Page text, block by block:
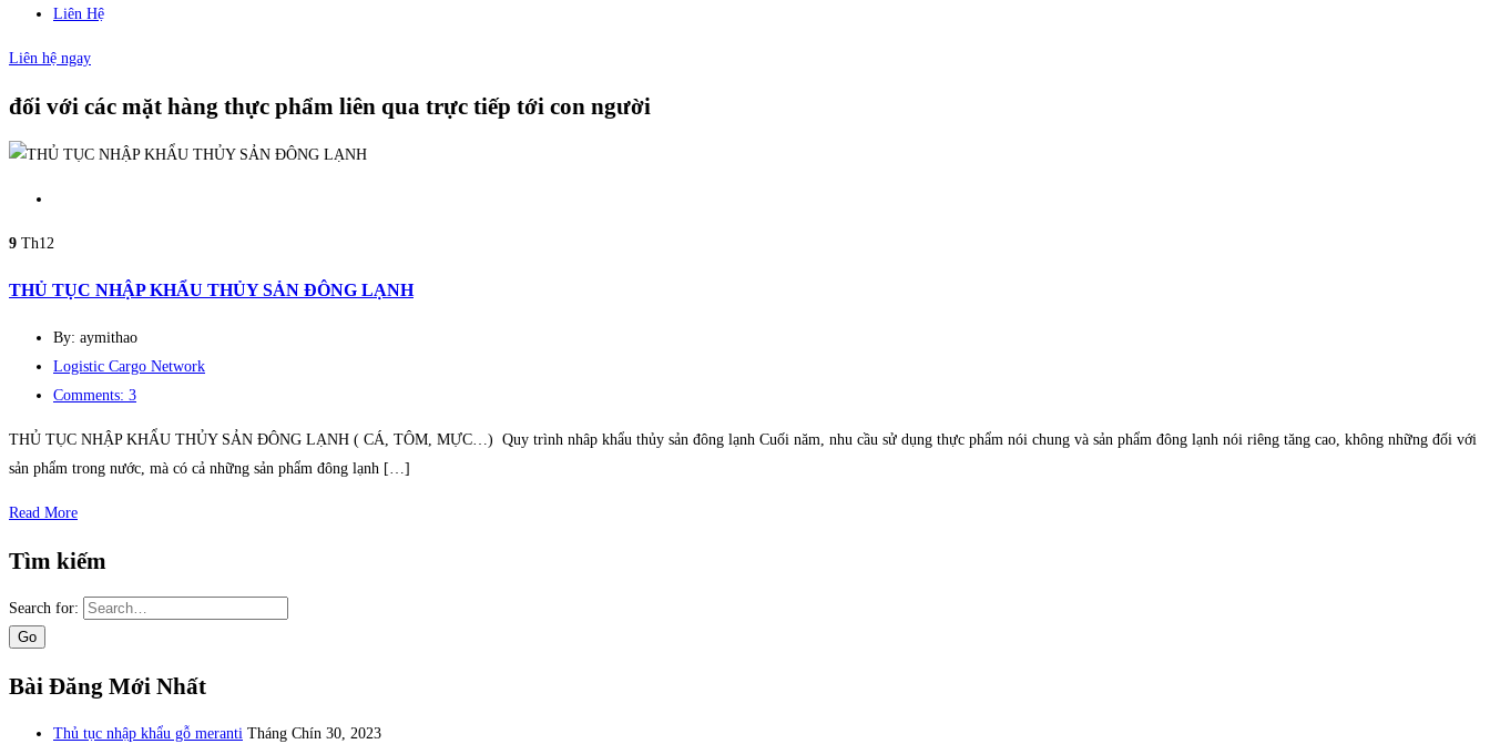
Liên Hệ
Liên hệ ngay
đối với các mặt hàng thực phẩm liên qua trực tiếp tới con người
9 Th12
THỦ TỤC NHẬP KHẨU THỦY SẢN ĐÔNG LẠNH
By: aymithao
Logistic Cargo Network
Comments: 3
THỦ TỤC NHẬP KHẨU THỦY SẢN ĐÔNG LẠNH ( CÁ, TÔM, MỰC…) Quy trình nhâp khẩu thủy sản đông lạnh Cuối năm, nhu cầu sử dụng thực phẩm nói chung và sản phẩm đông lạnh nói riêng tăng cao, không những đối với
sản phẩm trong nước, mà có cả những sản phẩm đông lạnh […]
Read More
Tìm kiếm
Search for:
Bài Đăng Mới Nhất
Thủ tục nhập khẩu gỗ meranti Tháng Chín 30, 2023